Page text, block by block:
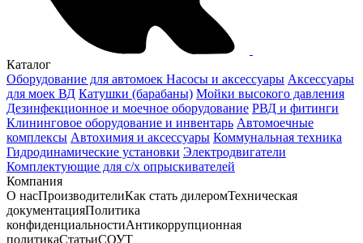
Каталог
Оборудование для автомоек Насосы и аксессуары Аксессуары
для моек ВД Катушки (барабаны) Мойки высокого давления
Дезинфекционное и моечное оборудование РВД и фитинги
Клининговое оборудование и инвентарь Автомоечные
комплексы Автохимия и аксессуары Коммунальная техника
Гидродинамические установки Электродвигатели
Комплектующие для с/х опрыскивателей
Компания
О насПроизводителиКак стать дилеромТехническая
документацияПолитика
конфиденциальностиАнтикоррупционная
политикаСтатьиСОУТ